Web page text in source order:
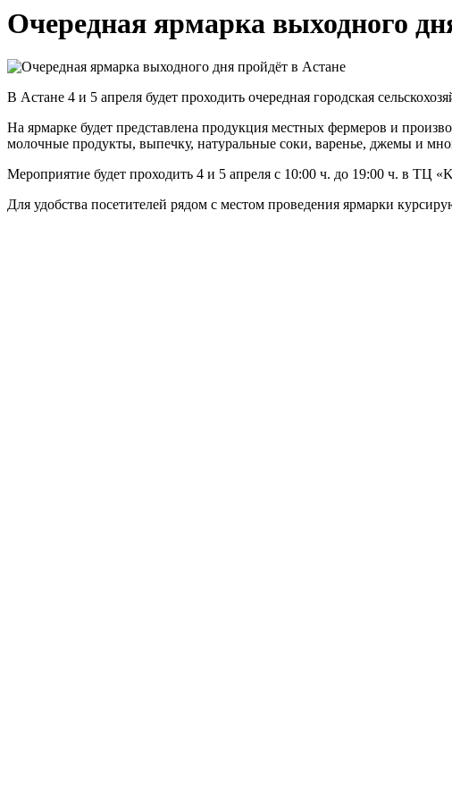
Очередная ярмарка выходного
В Астане 4 и 5 апреля будет проходить очередная городская
На ярмарке будет представлена продукция местных фермеров и
молочные продукты, выпечку, натуральные соки, варенье, джемы и
Мероприятие будет проходить 4 и 5 апреля с 10:00 ч. до 19:00 ч. в ТЦ
Для удобства посетителей рядом с местом проведения ярмарки